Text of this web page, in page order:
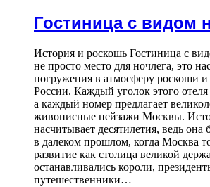
Гостиница с видом
История и роскошь Гостиница с
не просто место для ночлега, это
погружения в атмосферу роскоши
России. Каждый уголок этого
а каждый номер предлагает
живописные пейзажи Москвы.
насчитывает десятилетия, ведь
в далеком прошлом, когда Москва
развитие как столица великой
останавливались короли,
путешественники…